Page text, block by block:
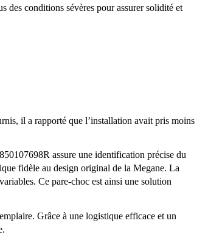
des conditions sévères pour assurer solidité et
il a rapporté que l’installation avait pris moins
assure une identification précise du
fidèle au design original de la Megane. La
Ce pare-choc est ainsi une solution
Grâce à une logistique efficace et un